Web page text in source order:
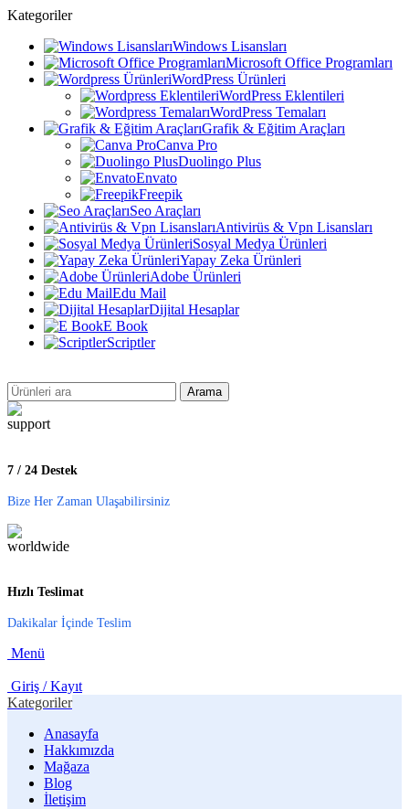
Kategoriler
Windows Lisansları
Microsoft Office Programları
WordPress Ürünleri
WordPress Eklentileri
WordPress Temaları
Grafik & Eğitim Araçları
Canva Pro
Duolingo Plus
Envato
Freepik
Seo Araçları
Antivirüs & Vpn Lisansları
Sosyal Medya Ürünleri
Yapay Zeka Ürünleri
Adobe Ürünleri
Edu Mail
Dijital Hesaplar
E Book
Scriptler
Arama
7 / 24 Destek
Bize Her Zaman Ulaşabilirsiniz
Hızlı Teslimat
Dakikalar İçinde Teslim
Menü
Giriş / Kayıt
Kategoriler
Anasayfa
Hakkımızda
Mağaza
Blog
İletişim